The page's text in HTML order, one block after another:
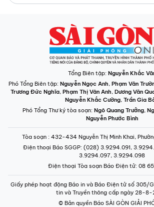
Tổng Biên tập: Nguyễn Khắc
Phó Tổng Biên tập: Nguyễn Ngọc Anh, Phạm Văn
Trương Đức Nghĩa, Phạm Thị Vân Anh, Dương Văn
Nguyễn Khắc Cường, Trần Gia
Phó Tổng Thư ký tòa soạn: Ngô Quang Trưởng,
Nguyễn Phước Bình
Tòa soạn : 432-434 Nguyễn Thị Minh Khai,
Điện thoại Báo SGGP: (028) 3.9294.091,
3.9294.097, 3.9294.098
Điện thoại Tòa soạn Báo Điện tử: 08 65
Giấy phép hoạt động Báo in và Báo Điện tử số 305/
tin và Truyền thông cấp ngày 28-8-
© Bản quyền Báo SÀI GÒN GIẢI